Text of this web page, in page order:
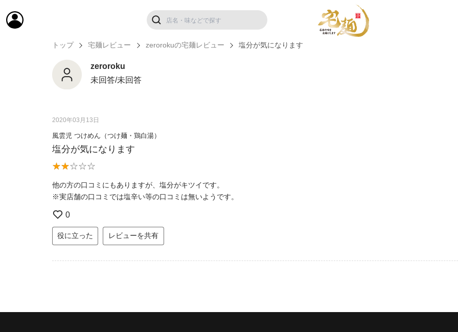
トップ 宅麺レビュー zerorokuの宅麺レビュー 塩分が気になります
zeroroku
未回答/未回答
2020年03月13日
風雲児 つけめん（つけ麺・鶏白湯）
塩分が気になります
他の方の口コミにもありますが、塩分がキツイです。
※実店舗の口コミでは塩辛い等の口コミは無いようです。
0
役に立った レビューを共有